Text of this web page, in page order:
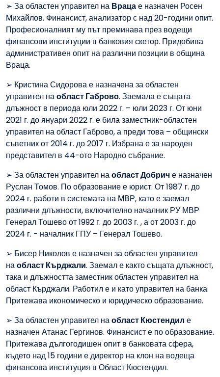
➢ За областен управител на Врацае назначен Росен
Михайлов. Финансист, анализатор с над 20-години опит.
Професионалният му път преминава през водещи
финансови институции в банковия скетор. Придобива
административен опит на различни позиции в община
Враца.
➢ Кристина Сидорова е назначена за областен
управител наобласт Габрово. Заемала е същата
длъжност в периода юли 2022 г. – юли 2023 г. От юни
2021 г. до януари 2022 г. е била заместник-областен
управител на област Габрово, а преди това – общински
съветник от 2014 г. до 2017 г. Избрана е за народен
представител в 44-ото Народно събрание.
➢ За областен управител наобласт Добриче назначен
Руслан Томов. По образование е юрист. От 1987 г. до
2024 г. работи в системата на МВР, като е заемал
различни длъжности, включително началник РУ МВР
Генерал Тошево от 1992 г. до 2003 г. , а от 2003 г. до
2024 г. - началник ГПУ – Генерал Тошево.
➢ Бисер Николов е назначен за областен управител
наобласт Кърджали. Заемал е както същата длъжност,
така и длъжността заместник областен управител на
област Кърджали. Работил е и като управител на банка.
Притежава икономическо и юридическо образование.
➢ За областен управител наобласт Кюстендил е
назначен Атанас Гергинов. Финансист е по образование.
Притежава дългогодишен опит в банковата сфера,
където над 15 години е директор на клон на водеща
финансова институция в Област Кюстендил.